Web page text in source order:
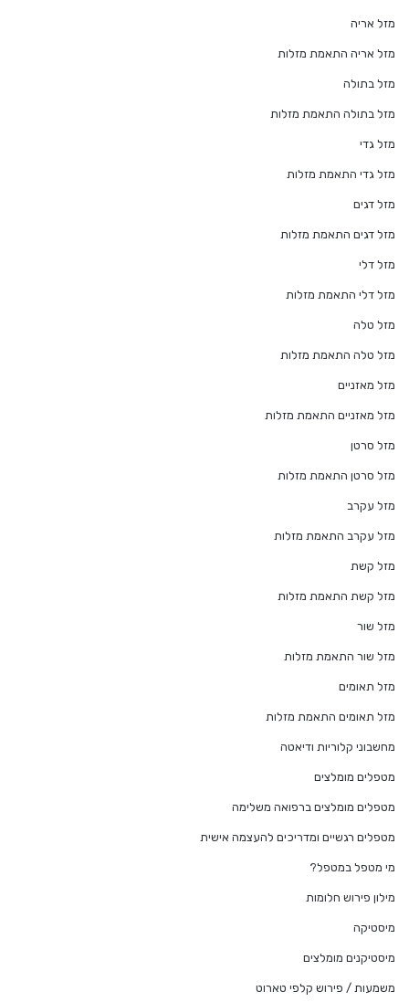
מזל אריה
מזל אריה התאמת מזלות
מזל בתולה
מזל בתולה התאמת מזלות
מזל גדי
מזל גדי התאמת מזלות
מזל דגים
מזל דגים התאמת מזלות
מזל דלי
מזל דלי התאמת מזלות
מזל טלה
מזל טלה התאמת מזלות
מזל מאזניים
מזל מאזניים התאמת מזלות
מזל סרטן
מזל סרטן התאמת מזלות
מזל עקרב
מזל עקרב התאמת מזלות
מזל קשת
מזל קשת התאמת מזלות
מזל שור
מזל שור התאמת מזלות
מזל תאומים
מזל תאומים התאמת מזלות
מחשבוני קלוריות ודיאטה
מטפלים מומלצים
מטפלים מומלצים ברפואה משלימה
מטפלים רגשיים ומדריכים להעצמה אישית
מי מטפל במטפל?
מילון פירוש חלומות
מיסטיקה
מיסטיקנים מומלצים
משמעות / פירוש קלפי טארוט